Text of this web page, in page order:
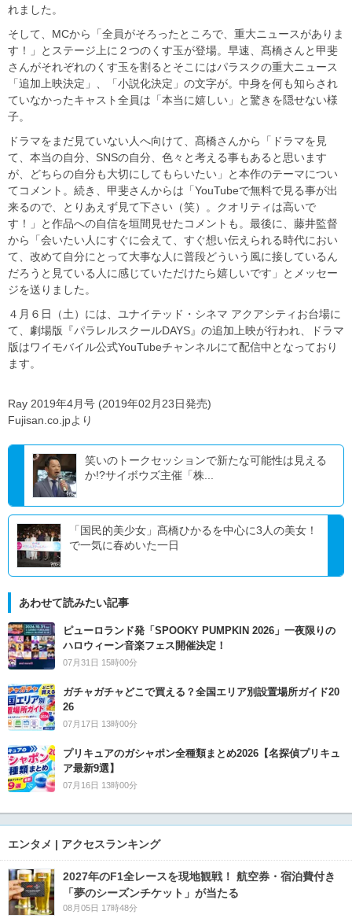
れました。
そして、MCから「全員がそろったところで、重大ニュースがありま
す！」とステージ上に２つのくす玉が登場。早速、髙橋さんと甲斐
さんがそれぞれのくす玉を割るとそこにはパラスクの重大ニュース
「追加上映決定」、「小説化決定」の文字が。中身を何も知らされ
ていなかったキャスト全員は「本当に嬉しい」と驚きを隠せない様
子。
ドラマをまだ見ていない人へ向けて、髙橋さんから「ドラマを見
て、本当の自分、SNSの自分、色々と考える事もあると思います
が、どちらの自分も大切にしてもらいたい」と本作のテーマについ
てコメント。続き、甲斐さんからは「YouTubeで無料で見る事が出
来るので、とりあえず見て下さい（笑）。クオリティは高いで
す！」と作品への自信を垣間見せたコメントも。最後に、藤井監督
から「会いたい人にすぐに会えて、すぐ想い伝えられる時代におい
て、改めて自分にとって大事な人に普段どういう風に接しているん
だろうと見ている人に感じていただけたら嬉しいです」とメッセー
ジを送りました。
４月６日（土）には、ユナイテッド・シネマ アクアシティお台場に
て、劇場版『パラレルスクールDAYS』の追加上映が行われ、ドラマ
版はワイモバイル公式YouTubeチャンネルにて配信中となっており
ます。
Ray 2019年4月号 (2019年02月23日発売)
Fujisan.co.jpより
笑いのトークセッションで新たな可能性は見える
か!?サイボウズ主催「株...
「国民的美少女」髙橋ひかるを中心に3人の美女！
で一気に春めいた一日
あわせて読みたい記事
ピューロランド発「SPOOKY PUMPKIN 2026」一夜限りの
ハロウィーン音楽フェス開催決定！
07月31日 15時00分
ガチャガチャどこで買える？全国エリア別設置場所ガイド20
26
07月17日 13時00分
プリキュアのガシャポン全種類まとめ2026【名探偵プリキュ
ア最新9選】
07月16日 13時00分
エンタメ | アクセスランキング
2027年のF1全レースを現地観戦！ 航空券・宿泊費付き
「夢のシーズンチケット」が当たる
08月05日 17時48分